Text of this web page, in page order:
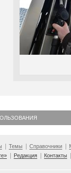
Темы Справочники
Редакция Контакты